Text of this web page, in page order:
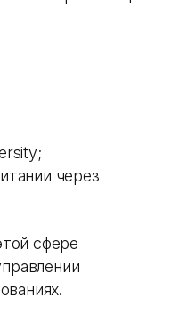
через
сфере